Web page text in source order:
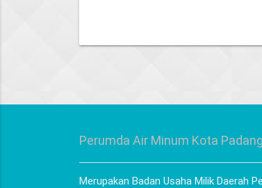
Perumda Air Minum Kota Padang
Merupakan Badan Usaha Milik Daerah